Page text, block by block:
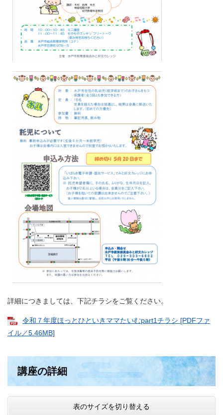
詳細につきましては、下記チラシをご覧ください。
令和７年度ほっとひといきママたいむpart1チラシ [PDFファ
イル／5.46MB]
講座の詳細
表のサイズを切り替える